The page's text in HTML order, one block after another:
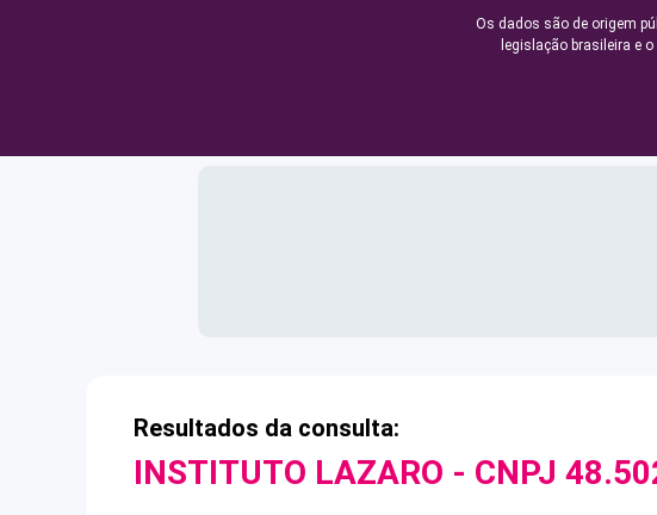
Os dados são de origem
legislação brasileira e
Resultados da consulta:
INSTITUTO LAZARO - CNPJ